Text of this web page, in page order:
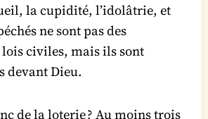
la cupidité, l’idolâtrie, et
ne sont pas des
civiles, mais ils sont
devant Dieu.
de la loterie ? Au moins trois